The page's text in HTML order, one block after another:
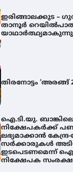
ഇരിങ്ങാലക്കുട –
താനൂർ
യാഥാർത്ഥ്യമാകുന്നു
തിരനോട്ടം ‘അരങ്ങ്
ഐ.ടി.യു.
നിക്ഷേപകർക്ക്
ലഭ്യമാക്കാൻ
സർക്കാരുകൾ
ഇടപെടണമെന്ന്
നിക്ഷേപക